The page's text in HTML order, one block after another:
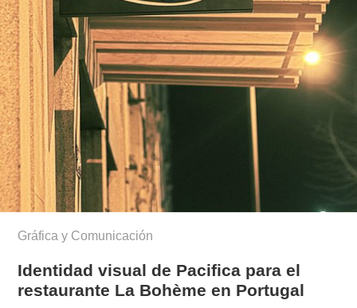
Gráfica y Comunicación
Identidad visual de Pacifica para el
restaurante La Bohème en Portugal